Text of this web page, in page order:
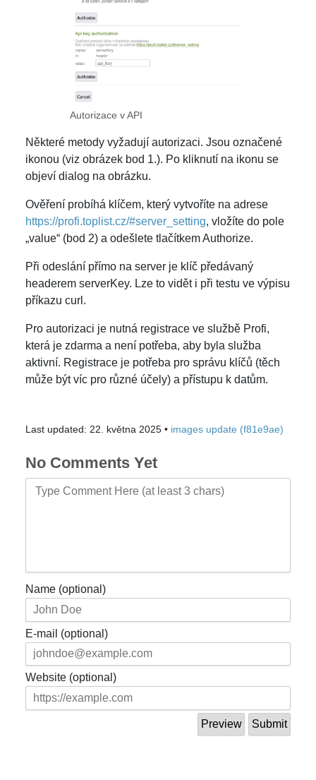
Autorizace v API
Některé metody vyžadují autorizaci. Jsou označené
ikonou (viz obrázek bod 1.). Po kliknutí na ikonu se
objeví dialog na obrázku.
Ověření probíhá klíčem, který vytvoříte na adrese
https://profi.toplist.cz/#server_setting, vložíte do pole
„value“ (bod 2) a odešlete tlačítkem Authorize.
Při odeslání přímo na server je klíč předávaný
headerem serverKey. Lze to vidět i při testu ve výpisu
příkazu curl.
Pro autorizaci je nutná registrace ve službě Profi,
která je zdarma a není potřeba, aby byla služba
aktivní. Registrace je potřeba pro správu klíčů (těch
může být víc pro různé účely) a přístupu k datům.
Last updated: 22. května 2025 • images update (f81e9ae)
No Comments Yet
Name (optional)
E-mail (optional)
Website (optional)